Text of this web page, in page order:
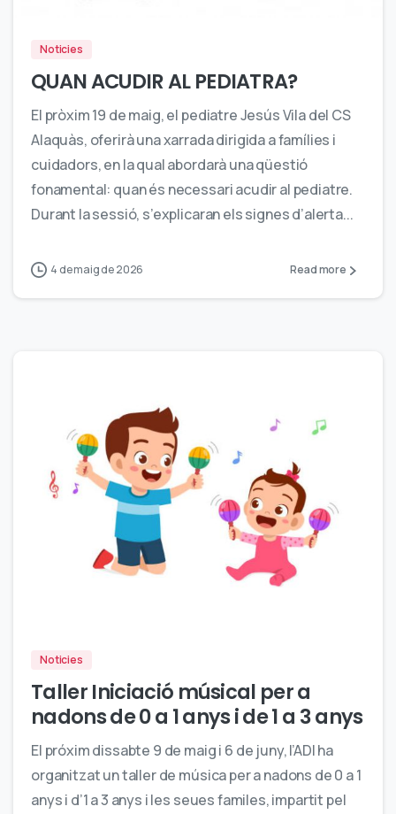
Noticies
QUAN ACUDIR AL PEDIATRA?
El pròxim 19 de maig, el pediatre Jesús Vila del CS
Alaquàs, oferirà una xarrada dirigida a famílies i
cuidadors, en la qual abordarà una qüestió
fonamental: quan és necessari acudir al pediatre.
Durant la sessió, s’explicaran els signes d’alerta...
4 de maig de 2026 Read more
Noticies
Taller Iniciació músical per a
nadons de 0 a 1 anys i de 1 a 3 anys
El próxim dissabte 9 de maig i 6 de juny, l’ADI ha
organitzat un taller de música per a nadons de 0 a 1
anys i d’1 a 3 anys i les seues familes, impartit pel